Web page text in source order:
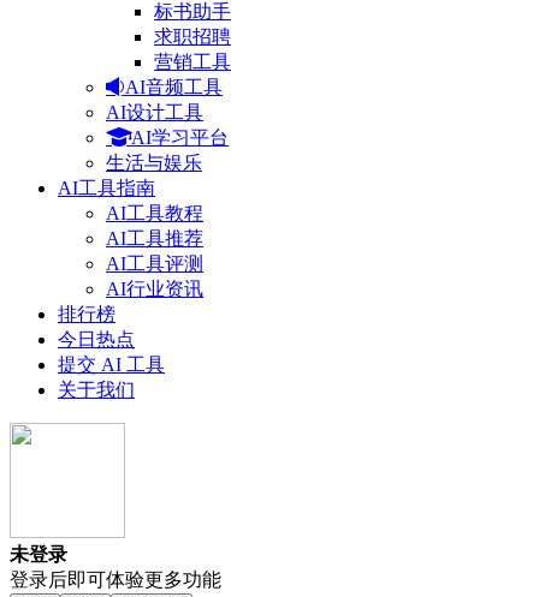
标书助手
求职招聘
营销工具
AI音频工具
AI设计工具
AI学习平台
生活与娱乐
AI工具指南
AI工具教程
AI工具推荐
AI工具评测
AI行业资讯
排行榜
今日热点
提交 AI 工具
关于我们
未登录
登录后即可体验更多功能